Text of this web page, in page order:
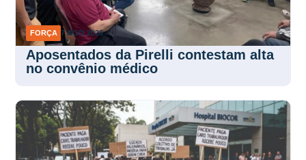
FORÇA 7 AGO 2026
Aposentados da Pirelli contestam alta
no convênio médico